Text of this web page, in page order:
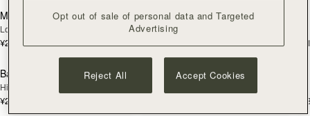
Multrees Sunglasses Case
Loch Blue
¥27,500
新登場
Multrees Sunglasses Case
Walnut
¥27,500
カートに追加
Bag Charm
Highland Cow Taupe
¥25,300
新登場
Bag Charm
Opt out of sale of personal data and Targeted
Advertising
Reject All Accept Cookies